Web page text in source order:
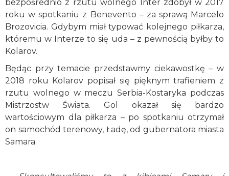
bezpośrednio z rzutu wolnego Inter zdobył w 2017
roku w spotkaniu z Benevento – za sprawą Marcelo
Brozovicia. Gdybym miał typować kolejnego piłkarza,
któremu w Interze to się uda – z pewnością byłby to
Kolarov.
Będąc przy temacie przedstawmy ciekawostkę – w
2018 roku Kolarov popisał się pięknym trafieniem z
rzutu wolnego w meczu Serbia-Kostaryka podczas
Mistrzostw Świata. Gol okazał się bardzo
wartościowym dla piłkarza – po spotkaniu otrzymał
on samochód terenowy, Ładę, od gubernatora miasta
Samara.